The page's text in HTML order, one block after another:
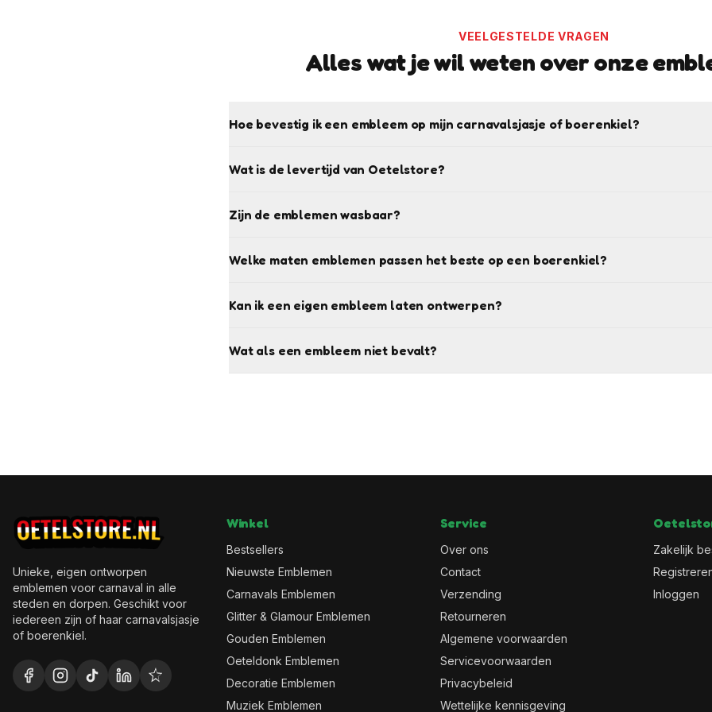
VEELGESTELDE VRAGEN
Alles wat je wil weten over onze
Hoe bevestig ik een embleem op mijn carnavalsjasje of boerenkiel?
Wat is de levertijd van Oetelstore?
Zijn de emblemen wasbaar?
Welke maten emblemen passen het beste op een boerenkiel?
Kan ik een eigen embleem laten ontwerpen?
Wat als een embleem niet bevalt?
Unieke, eigen ontworpen
emblemen voor carnaval in alle
steden en dorpen. Geschikt voor
iedereen zijn of haar carnavalsjasje
of boerenkiel.
Winkel
Bestsellers
Nieuwste Emblemen
Carnavals Emblemen
Glitter & Glamour Emblemen
Gouden Emblemen
Oeteldonk Emblemen
Decoratie Emblemen
Muziek Emblemen
Service
Over ons
Contact
Verzending
Retourneren
Algemene voorwaarden
Servicevoorwaarden
Privacybeleid
Wettelijke kennisgeving
Zakelijk
Inloggen